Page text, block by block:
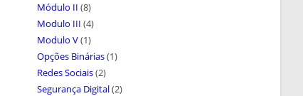
Módulo II (8)
Modulo III (4)
Modulo V(1)
Opções Binárias(1)
Redes Sociais(2)
Segurança Digital(2)